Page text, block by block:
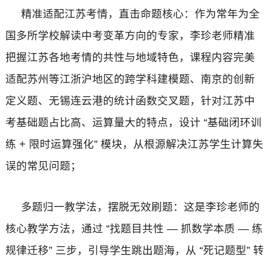
精准适配江苏考情，直击命题核心：作为常年为全
国多所学校解读中考变革方向的专家，李珍老师精准
把握江苏各地考情的共性与地域特色，课程内容完美
适配苏州等江浙沪地区的跨学科建模题、南京的创新
定义题、无锡连云港的统计函数交叉题，针对江苏中
考基础题占比高、运算量大的特点，设计 “基础闭环训
练 + 限时运算强化” 模块，从根源解决江苏学生计算失
误的常见问题；
多题归一教学法，摆脱无效刷题：这是李珍老师的
核心教学方法，通过 “找题目共性 — 抓数学本质 — 练
规律迁移” 三步，引导学生跳出题海，从 “死记题型” 转